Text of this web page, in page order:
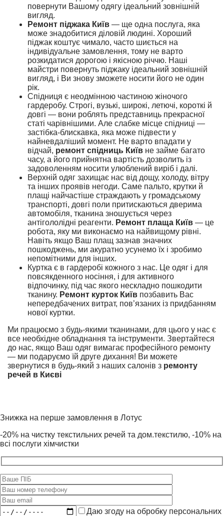
повернути Вашому одягу ідеальний зовнішній
вигляд.
Ремонт піджака Київ — ще одна послуга, яка
може знадобитися діловій людині. Хороший
піджак коштує чимало, часто шиється на
індивідуальне замовлення, тому не варто
розкидатися дорогою і якісною річчю. Наші
майстри повернуть піджаку ідеальний зовнішній
вигляд, і Ви знову зможете носити його не один
рік.
Спідниця є неодмінною частиною жіночого
гардеробу. Строгі, вузькі, широкі, летючі, короткі й
довгі — вони роблять представниць прекрасної
статі чарівнішими. Але слабке місце спідниці —
застібка-блискавка, яка може підвести у
найневдаліший момент. Не варто впадати у
відчай, ремонт спідниць Київ не займе багато
часу, а його прийнятна вартість дозволить із
задоволенням носити улюблений виріб і далі.
Верхній одяг захищає нас від дощу, холоду, вітру
та інших проявів негоди. Саме пальто, крутки й
плащі найчастіше страждають у громадському
транспорті, довгі поли притискаються дверима
автомобіля, тканина зношується через
антігололідні реагенти. Ремонт плаща Київ — це
робота, яку ми виконаємо на найвищому рівні.
Навіть якщо Ваш плащ зазнав значних
пошкоджень, ми акуратно усунемо їх і зробимо
непомітними для інших.
Куртка є в гардеробі кожного з нас. Це одяг і для
повсякденного носіння, і для активного
відпочинку, під час якого нескладно пошкодити
тканину. Ремонт курток Київ позбавить Вас
непередбачених витрат, пов’язаних із придбанням
нової куртки.
Ми працюємо з будь-якими тканинами, для цього у нас є
все необхідне обладнання та інструменти. Звертайтеся
до нас, якщо Ваш одяг вимагає професійного ремонту
— ми подаруємо їй друге дихання! Ви можете
звернутися в будь-який з наших салонів з ремонту
речей в Києві
Знижка на перше замовлення в Лотус
-20% на чистку текстильних речей та дом.текстилю, -10% на
всі послуги хімчистки
Даю згоду на обробку персональних